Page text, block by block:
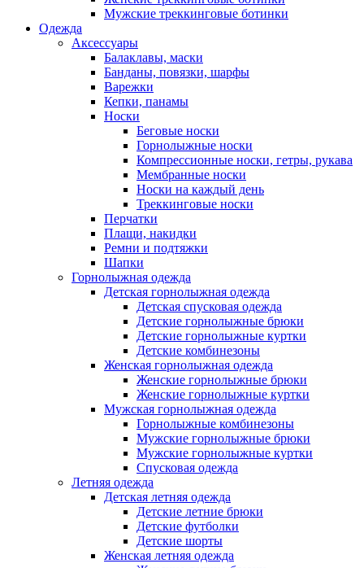
Мужские треккинговые ботинки
Одежда
Аксессуары
Балаклавы, маски
Банданы, повязки, шарфы
Варежки
Кепки, панамы
Носки
Беговые носки
Горнолыжные носки
Компрессионные носки, гетры, рукава
Мембранные носки
Носки на каждый день
Треккинговые носки
Перчатки
Плащи, накидки
Ремни и подтяжки
Шапки
Горнолыжная одежда
Детская горнолыжная одежда
Детская спусковая одежда
Детские горнолыжные брюки
Детские горнолыжные куртки
Детские комбинезоны
Женская горнолыжная одежда
Женские горнолыжные брюки
Женские горнолыжные куртки
Мужская горнолыжная одежда
Горнолыжные комбинезоны
Мужские горнолыжные брюки
Мужские горнолыжные куртки
Спусковая одежда
Летняя одежда
Детская летняя одежда
Детские летние брюки
Детские футболки
Детские шорты
Женская летняя одежда